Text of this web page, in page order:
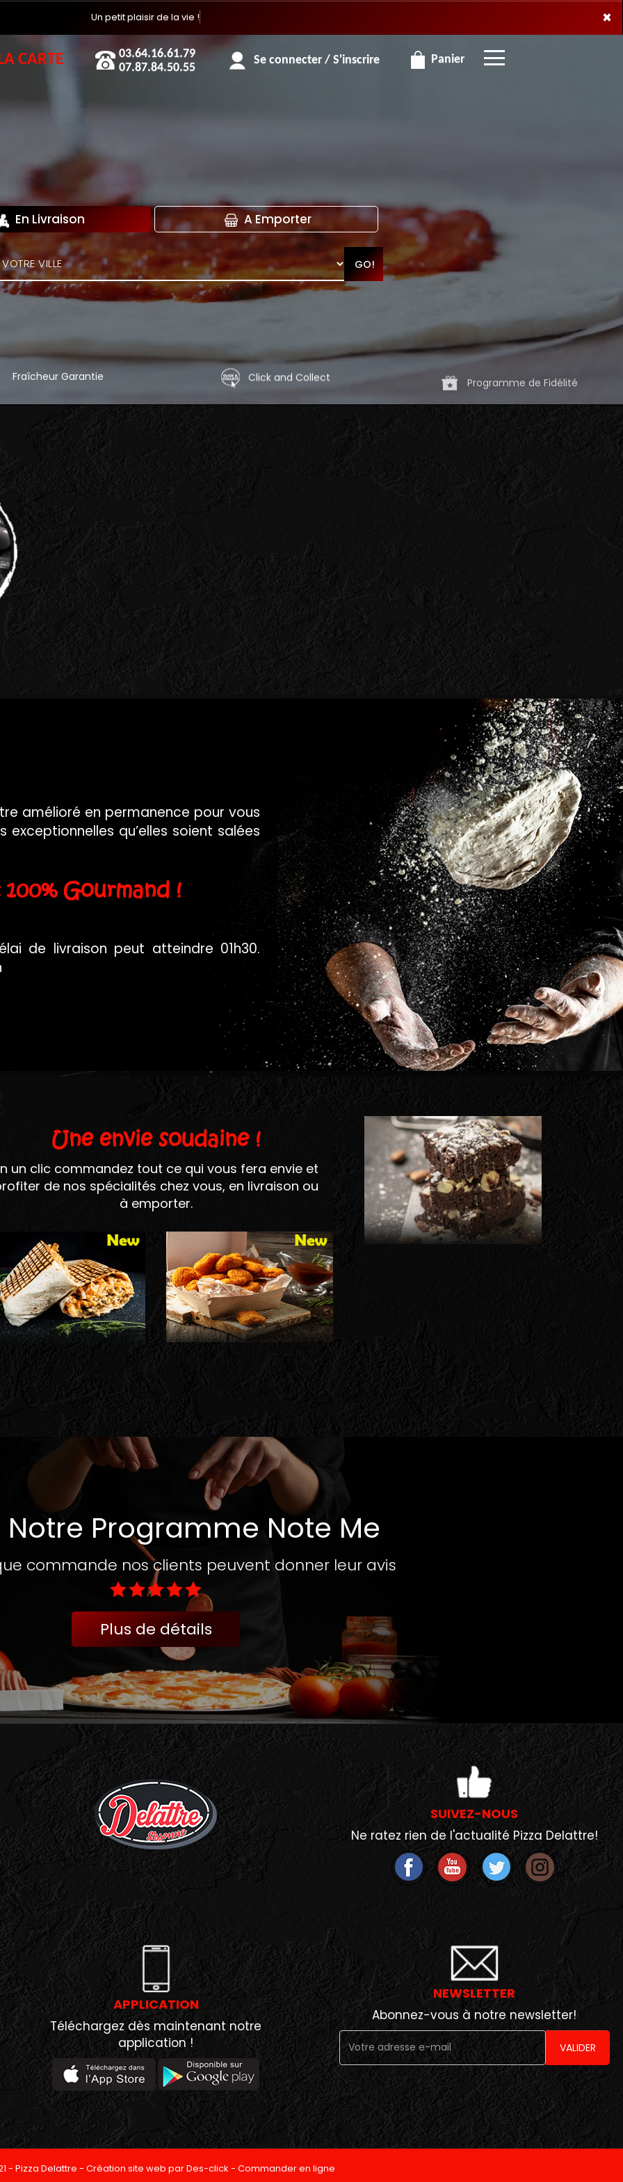
×
CARTE
03.64.16.61.79
07.87.84.50.55
Se connecter / S'inscrire Panier
×
En Livraison A Emporter
GO!
Fraîcheur Garantie Click and Collect Programme de Fidélité
amélioré en permanence pour vous
qu’elles soient salées
Gourmand !
de livraison peut atteindre 01h30.
Une envie soudaine !
un clic commandez tout ce qui vous fera envie et
de nos spécialités chez vous, en livraison ou
à emporter.
GOURMANDS ET
UN GOÛT EXQUIS
À DÉGUSTER !
UNE RECETTE
Programme Note Me
commande nos clients peuvent donner leur avis
Plus de détails
SUIVEZ-NOUS
Ne ratez rien de l'actualité Pizza Delattre!
APPLICATION
Téléchargez dès maintenant notre
application !
NEWSLETTER
Abonnez-vous à notre newsletter!
VALIDER
- Pizza Delattre - Création site web parDes-click - Commander en ligne